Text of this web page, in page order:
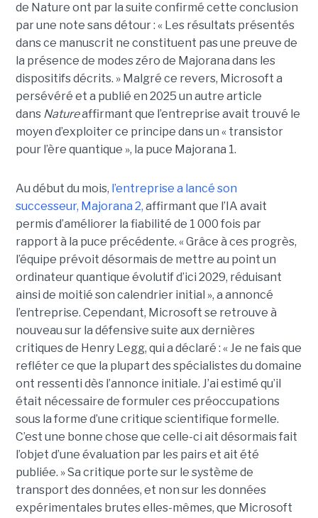
de Nature ont par la suite confirmé cette conclusion
par une note sans détour : « Les résultats présentés
dans ce manuscrit ne constituent pas une preuve de
la présence de modes zéro de Majorana dans les
dispositifs décrits. » Malgré ce revers, Microsoft a
persévéré et a publié en 2025 un autre article
dans Natureaffirmant que l’entreprise avait trouvé le
moyen d’exploiter ce principe dans un « transistor
pour l’ère quantique », la puce Majorana 1.
Au début du mois, l’entreprise a lancé son
successeur, Majorana 2, affirmant que l’IA avait
permis d’améliorer la fiabilité de 1 000 fois par
rapport à la puce précédente. « Grâce à ces progrès,
l’équipe prévoit désormais de mettre au point un
ordinateur quantique évolutif d’ici 2029, réduisant
ainsi de moitié son calendrier initial », a annoncé
l’entreprise. Cependant, Microsoft se retrouve à
nouveau sur la défensive suite aux dernières
critiques de Henry Legg, qui a déclaré : « Je ne fais que
refléter ce que la plupart des spécialistes du domaine
ont ressenti dès l’annonce initiale. J’ai estimé qu’il
était nécessaire de formuler ces préoccupations
sous la forme d’une critique scientifique formelle.
C’est une bonne chose que celle-ci ait désormais fait
l’objet d’une évaluation par les pairs et ait été
publiée. »Sa critique porte sur le système de
transport des données, et non sur les données
expérimentales brutes elles-mêmes, que Microsoft